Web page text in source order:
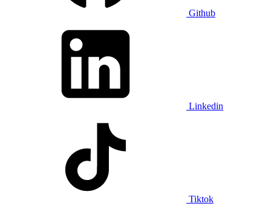
Github
Linkedin
Tiktok